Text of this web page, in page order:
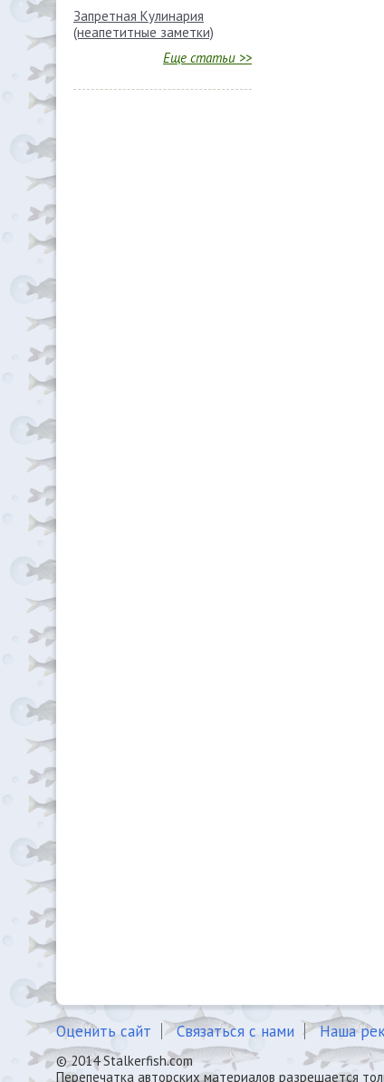
Запретная Кулинария
(неапетитные заметки)
Еще статьи >>
Оценить сайт Связаться с нами Наша
© 2014 Stalkerfish.com
Перепечатка авторских материалов разрешается